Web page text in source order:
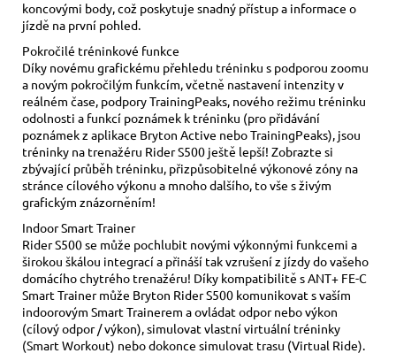
koncovými body, což poskytuje snadný přístup a informace o
jízdě na první pohled.
Pokročilé tréninkové funkce
Díky novému grafickému přehledu tréninku s podporou zoomu
a novým pokročilým funkcím, včetně nastavení intenzity v
reálném čase, podpory TrainingPeaks, nového režimu tréninku
odolnosti a funkcí poznámek k tréninku (pro přidávání
poznámek z aplikace Bryton Active nebo TrainingPeaks), jsou
tréninky na trenažéru Rider S500 ještě lepší! Zobrazte si
zbývající průběh tréninku, přizpůsobitelné výkonové zóny na
stránce cílového výkonu a mnoho dalšího, to vše s živým
grafickým znázorněním!
Indoor Smart Trainer
Rider S500 se může pochlubit novými výkonnými funkcemi a
širokou škálou integrací a přináší tak vzrušení z jízdy do vašeho
domácího chytrého trenažéru! Díky kompatibilitě s ANT+ FE-C
Smart Trainer může Bryton Rider S500 komunikovat s vaším
indoorovým Smart Trainerem a ovládat odpor nebo výkon
(cílový odpor / výkon), simulovat vlastní virtuální tréninky
(Smart Workout) nebo dokonce simulovat trasu (Virtual Ride).